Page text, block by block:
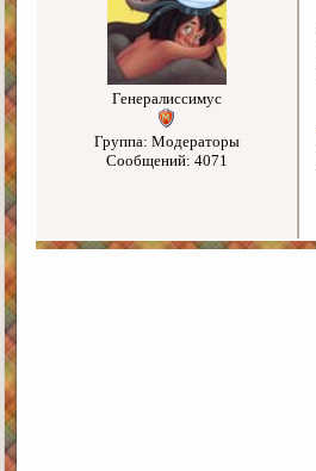
Генералиссимус
Группа: Модераторы
Сообщений: 4071